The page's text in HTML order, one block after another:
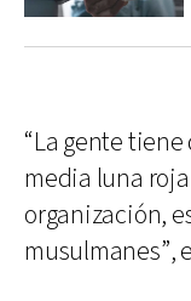
“La gente
media luna
organización,
musulmanes”,